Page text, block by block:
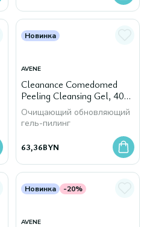
Новинка
AVENE
Cleanance Comedomed
Peeling Cleansing Gel, 400
мл
Очищающий обновляющий
гель-пилинг
63,36BYN
Новинка -20%
AVENE